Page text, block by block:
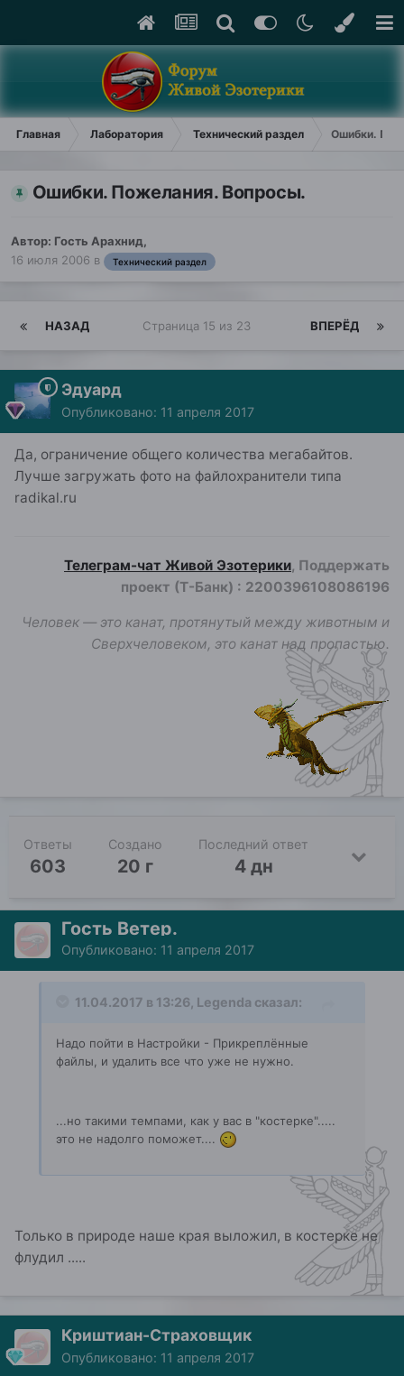
Главная Лаборатория Технический раздел Ошибки.
Ошибки. Пожелания. Вопросы.
Автор: Гость Арахнид,
16 июля 2006 в Технический раздел
НАЗАД ВПЕРЁД
Страница 15 из 23
Эдуард
Опубликовано: 11 апреля 2017
Да, ограничение общего количества мегабайтов.
Лучше загружать фото на файлохранители типа
radikal.ru
Телеграм-чат Живой Эзотерики, Поддержать
проект (Т-Банк) : 2200396108086196
Человек — это канат, протянутый между животным и
Сверхчеловеком, это канат над пропастью.
Ответы
603
Создано
20 г
Последний ответ
4 дн
Гость Ветер.
Опубликовано: 11 апреля 2017
11.04.2017 в 13:26, Legenda сказал:
Надо пойти в Настройки - Прикреплённые
файлы, и удалить все что уже не нужно.
...но такими темпами, как у вас в "костерке".....
это не надолго поможет....
Только в природе наше края выложил, в костерке не
флудил .....
Криштиан-Страховщик
Опубликовано: 11 апреля 2017